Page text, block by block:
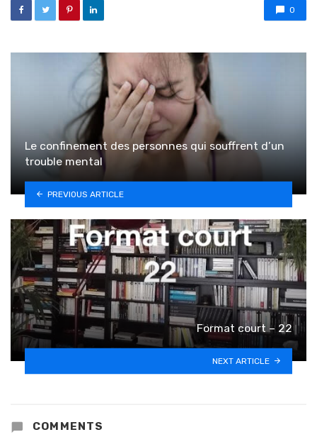
0
Le confinement des personnes qui souffrent d’un
trouble mental
PREVIOUS ARTICLE
Format court – 22
NEXT ARTICLE
COMMENTS